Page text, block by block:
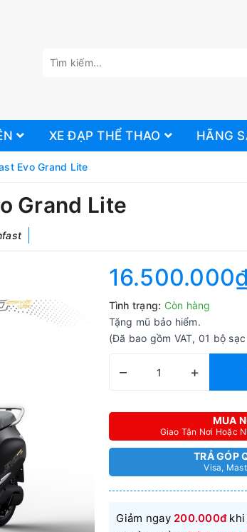
XE ĐẠP THỂ THAO HÃNG
Evo Grand Lite
Grand Lite
Tình trạng: Còn hàng
Tặng mũ bảo hiểm.
(Đã bao gồm VAT, 01 bộ
– +
MUA
Giao Tận Nơi Hoặc
TRẢ GÓP
Visa,
Giảm ngay 200.000đkhi